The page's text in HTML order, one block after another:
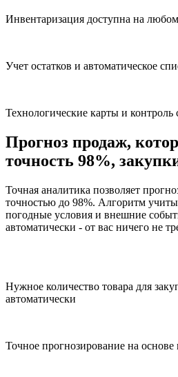
Инвентаризация доступна на
Учет остатков и автоматическое
Технологические карты и контроль
Прогноз продаж,
точность 98%,
Точная аналитика позволяет
точностью до 98%. Алгоритм
погодные условия и внешние
автоматически - от вас ничего не
Нужное количество товара для
автоматически
Точное прогнозирование на